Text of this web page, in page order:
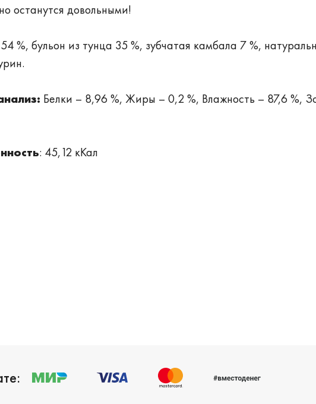
останутся довольными!
%, бульон из тунца 35 %, зубчатая камбала 7 %,
Белки – 8,96 %, Жиры – 0,2 %, Влажность – 87,6 %,
: 45,12 кКал